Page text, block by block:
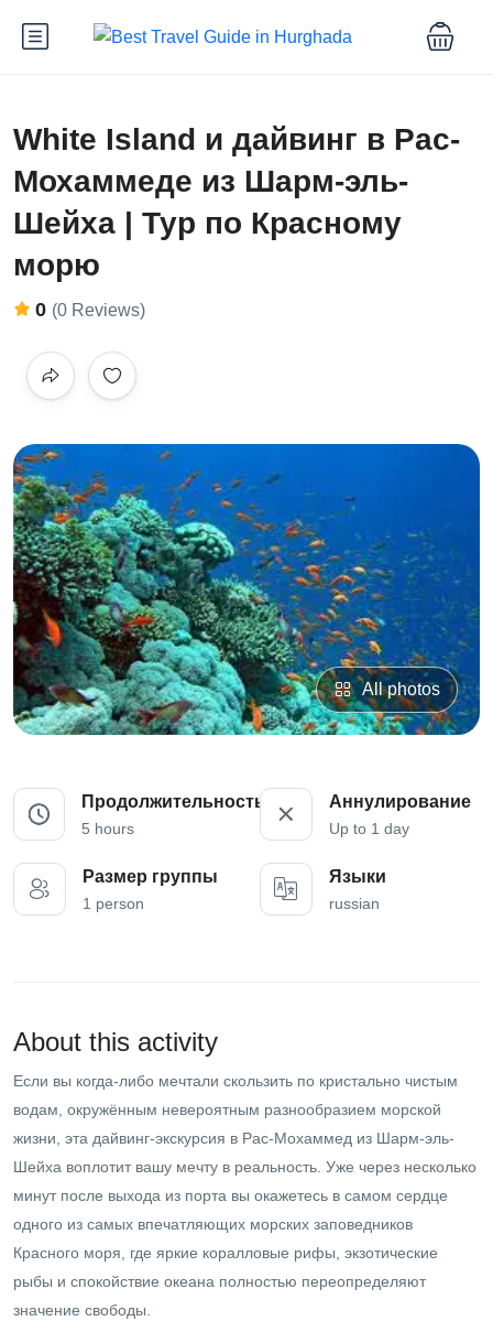
White Island и дайвинг в Рас-
Мохаммеде из Шарм-эль-
Шейха | Тур по Красному
морю
0 (0 Reviews)
All photos
Продолжительность
5 hours
Аннулирование
Up to 1 day
Размер группы
1 person
Языки
russian
About this activity
Если вы когда-либо мечтали скользить по кристально чистым
водам, окружённым невероятным разнообразием морской
жизни, эта дайвинг-экскурсия в Рас-Мохаммед из Шарм-эль-
Шейха воплотит вашу мечту в реальность. Уже через несколько
минут после выхода из порта вы окажетесь в самом сердце
одного из самых впечатляющих морских заповедников
Красного моря, где яркие коралловые рифы, экзотические
рыбы и спокойствие океана полностью переопределяют
значение свободы.